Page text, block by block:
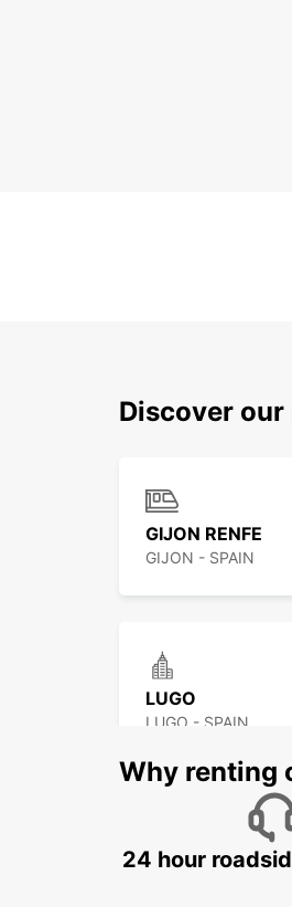
Discover
GIJON RENFE
GIJON - SPAIN
LUGO
LUGO - SPAIN
ORENSE RENFE
Why renting
24 hour